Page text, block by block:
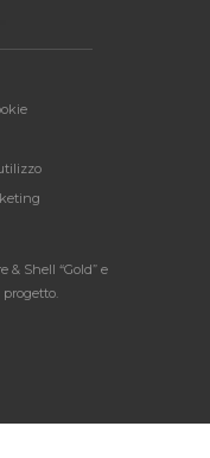
& Shell “Gold” e
progetto.